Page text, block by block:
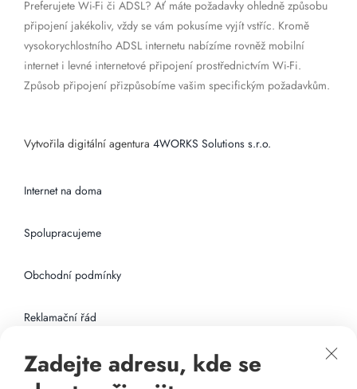
Preferujete Wi-Fi či ADSL? Ať máte požadavky ohledně způsobu
připojení jakékoliv, vždy se vám pokusíme vyjít vstříc. Kromě
vysokorychlostního ADSL internetu nabízíme rovněž mobilní
internet i levné internetové připojení prostřednictvím Wi-Fi.
Způsob připojení přizpůsobíme vašim specifickým požadavkům.
Vytvořila digitální agentura 4WORKS Solutions s.r.o.
Internet na doma
Spolupracujeme
Obchodní podmínky
Reklamační řád
Připojení k internetu
Zadejte adresu, kde se